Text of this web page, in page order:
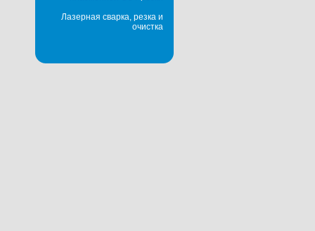
Лазерная сварка, резка и
очистка